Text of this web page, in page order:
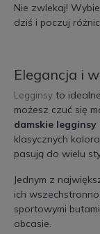
Nie zwlekaj!
dziś i poczuj
Elegancja i
Legginsy to
możesz czuć się
damskie legginsy
klasycznych
pasują do wielu
Jednym z
ich
sportowymi
obcasie.